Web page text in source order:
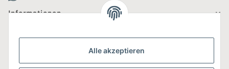
Alle akzeptieren
Informationen
Gesetzliche Informationen
Was ist DesignEdit_?